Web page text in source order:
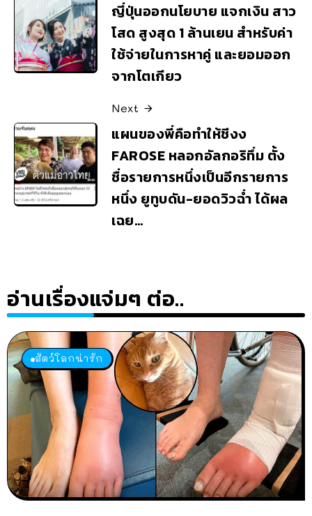
ญี่ปุ่นออกนโยบาย แจกเงิน สาว
โสด สูงสุด 1 ล้านเยน สำหรับค่า
ใช้จ่ายในการหาคู่ และยอมออก
จากโตเกียว
Next
แผนของพี่คือทำให้ชีงง
FAROSE หลอกอัลกอริทึ่ม ตั้ง
ชื่อรายการหนึ่งเป็นอีกรายการ
หนึ่ง ยูทูบดัน-ยอดวิวฉ่ำ ได้ผล
เฉย…
อ่านเรื่องแจ่มๆ ต่อ..
สัตว์โลกน่ารัก